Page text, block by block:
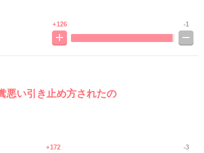
+126 -1
悪い引き止め方されたの
+172 -3